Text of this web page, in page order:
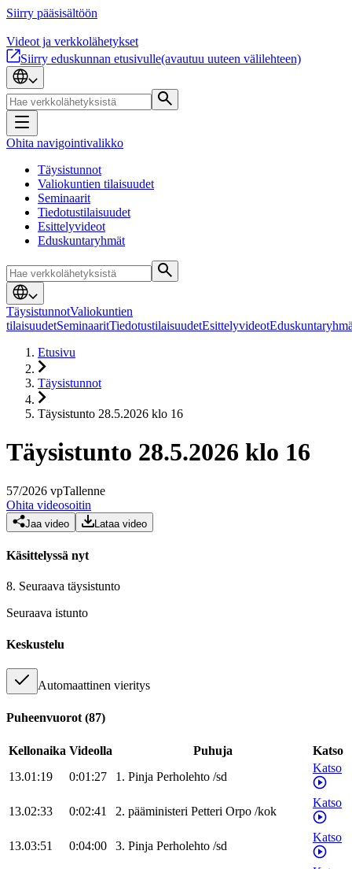
Siirry pääsisältöön
Videot ja verkkolähetykset
Siirry eduskunnan etusivulle(avautuu uuteen välilehteen)
Ohita navigointivalikko
Täysistunnot
Valiokuntien tilaisuudet
Seminaarit
Tiedotustilaisuudet
Esittelyvideot
Eduskuntaryhmät
TäysistunnotValiokuntien
tilaisuudetSeminaaritTiedotustilaisuudetEsittelyvideot
Etusivu
Täysistunnot
Täysistunto 28.5.2026 klo 16
Täysistunto 28.5.2026 klo 16
57/2026 vpTallenne
Ohita videosoitin
Jaa video Lataa video
Käsittelyssä nyt
8. Seuraava täysistunto
Seuraava istunto
Keskustelu
Automaattinen vieritys
Puheenvuorot (87)
Kellonaika Videolla Puhuja
Katso
13.01:19
0:01:27 1. Pinja Perholehto /sd
Katso
13.02:33 0:02:41 2. pääministeri Petteri Orpo /kok
Katso
13.03:51 0:04:00 3. Pinja Perholehto /sd
Katso